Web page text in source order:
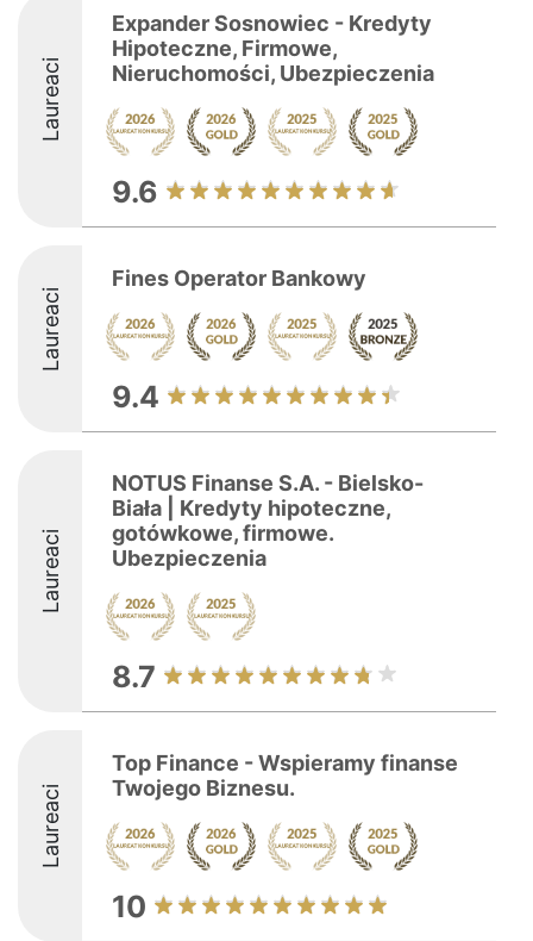
Laureaci
Expander Sosnowiec - Kredyty
Hipoteczne, Firmowe,
Nieruchomości, Ubezpieczenia
9.6
Laureaci
Fines Operator Bankowy
9.4
Laureaci
NOTUS Finanse S.A. - Bielsko-
Biała | Kredyty hipoteczne,
gotówkowe, firmowe.
Ubezpieczenia
8.7
Laureaci
Top Finance - Wspieramy finanse
Twojego Biznesu.
10